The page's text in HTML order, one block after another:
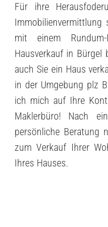
Für ihre
mit einem
Hausverkauf in Bürgel
auch Sie ein Haus
in der Umgebung plz
ich mich auf Ihre
Maklerbüro! Nach
persönliche Beratung
zum Verkauf Ihrer
Ihres Hauses.